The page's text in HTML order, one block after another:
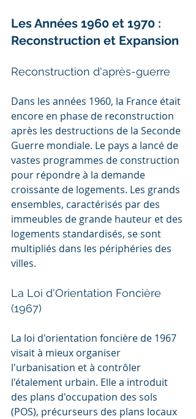
Les Années 1960 et 1970 :
Reconstruction et Expansion
Reconstruction d'après-guerre
Dans les années 1960, la France était
encore en phase de reconstruction
après les destructions de la Seconde
Guerre mondiale. Le pays a lancé de
vastes programmes de construction
pour répondre à la demande
croissante de logements. Les grands
ensembles, caractérisés par des
immeubles de grande hauteur et des
logements standardisés, se sont
multipliés dans les périphéries des
villes.
La Loi d'Orientation Foncière
(1967)
La loi d'orientation foncière de 1967
visait à mieux organiser
l'urbanisation et à contrôler
l'étalement urbain. Elle a introduit
des plans d'occupation des sols
(POS), précurseurs des plans locaux